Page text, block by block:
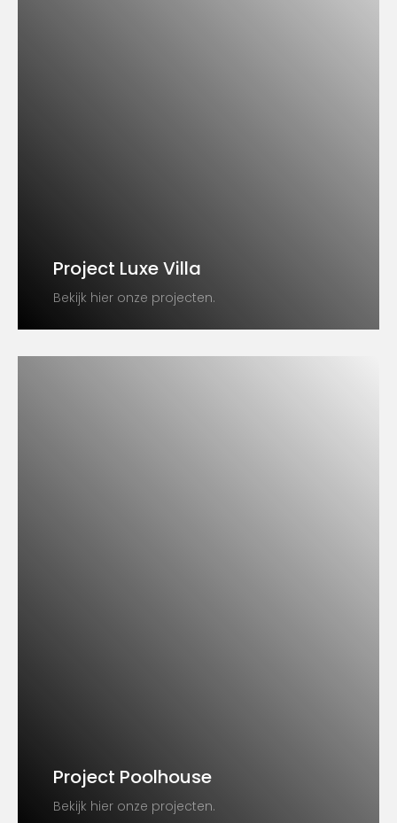
Project Luxe Villa
Bekijk hier onze projecten.
Project Poolhouse
Bekijk hier onze projecten.